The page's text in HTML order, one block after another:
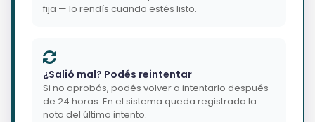
fija — lo rendís cuando estés listo.
¿Salió mal? Podés reintentar
Si no aprobás, podés volver a intentarlo después
de 24 horas. En el sistema queda registrada la
nota del último intento.